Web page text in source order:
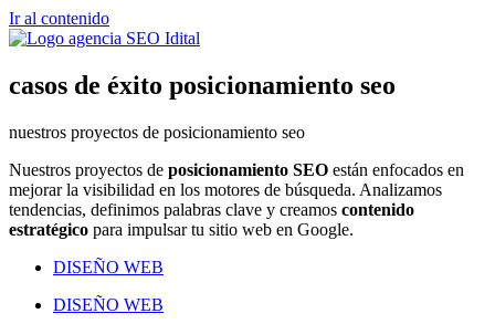
Ir al contenido
casos de éxito posicionamiento seo
nuestros proyectos de posicionamiento seo
Nuestros proyectos de posicionamiento SEO están enfocados en
mejorar la visibilidad en los motores de búsqueda. Analizamos
tendencias, definimos palabras clave y creamos contenido
estratégico para impulsar tu sitio web en Google.
DISEÑO WEB
DISEÑO WEB